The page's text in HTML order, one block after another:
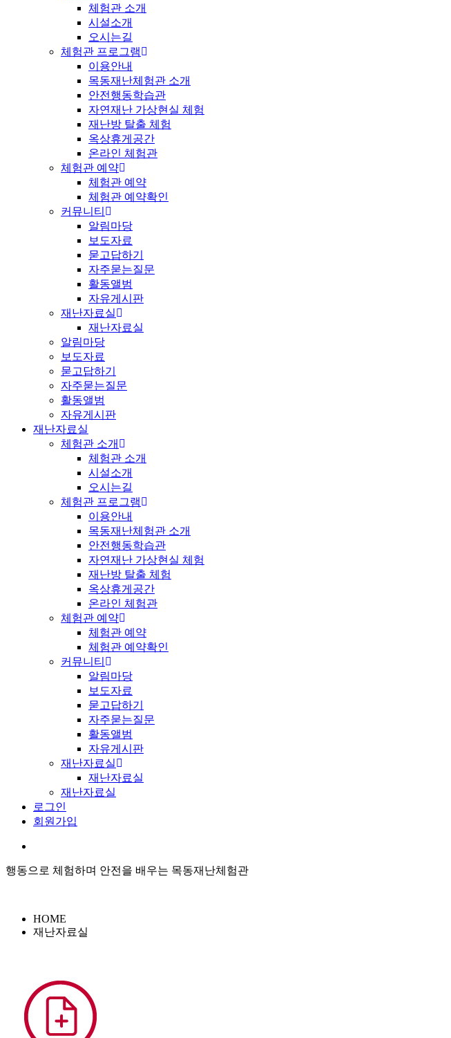
체험관 소개
시설소개
오시는길
체험관 프로그램
이용안내
목동재난체험관 소개
안전행동학습관
자연재난 가상현실 체험
재난방 탈출 체험
옥상휴게공간
온라인 체험관
체험관 예약
체험관 예약
체험관 예약확인
커뮤니티
알림마당
보도자료
묻고답하기
자주묻는질문
활동앨범
자유게시판
재난자료실
재난자료실
알림마당
보도자료
묻고답하기
자주묻는질문
활동앨범
자유게시판
재난자료실
체험관 소개
체험관 소개
시설소개
오시는길
체험관 프로그램
이용안내
목동재난체험관 소개
안전행동학습관
자연재난 가상현실 체험
재난방 탈출 체험
옥상휴게공간
온라인 체험관
체험관 예약
체험관 예약
체험관 예약확인
커뮤니티
알림마당
보도자료
묻고답하기
자주묻는질문
활동앨범
자유게시판
재난자료실
재난자료실
재난자료실
로그인
회원가입
행동으로 체험하며 안전을 배우는 목동재난체험관
HOME
재난자료실